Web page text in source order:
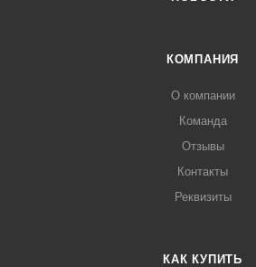
КОМПАНИЯ
О компании
Команда
Отзывы
Контакты
Реквизиты
КАК КУПИТЬ